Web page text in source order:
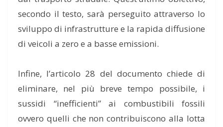
secondo il testo, sarà perseguito attraverso lo
sviluppo di infrastrutture e la rapida diffusione
di veicoli a zero e a basse emissioni.
Infine, l’articolo 28 del documento chiede di
eliminare, nel più breve tempo possibile, i
sussidi “inefficienti” ai combustibili fossili
ovvero quelli che non contribuiscono alla lotta